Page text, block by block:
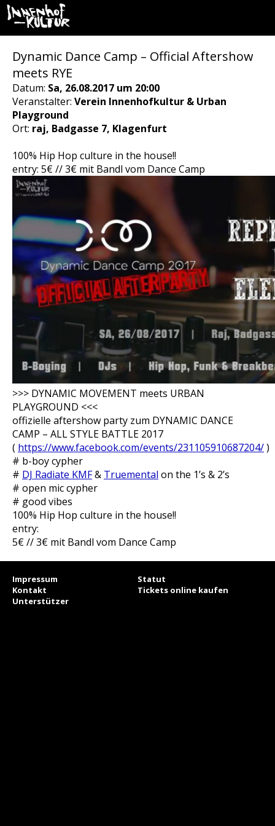
Dynamic Dance Camp – Official Aftershow
meets RYE
Datum: Sa, 26.08.2017 um 20:00
Veranstalter: Verein Innenhofkultur & Urban
Playground
Ort: raj, Badgasse 7, Klagenfurt
100% Hip Hop culture in the house!!
entry: 5€ // 3€ mit Bandl vom Dance Camp
>>> DYNAMIC MOVEMENT meets URBAN
PLAYGROUND <<<
offizielle aftershow party zum DYNAMIC DANCE
CAMP – ALL STYLE BATTLE 2017
( https://www.facebook.com/events/231105910687204/)
# b-boy cypher
# DJ Radiate KMF& Truemental on the 1’s & 2’s
# open mic cypher
# good vibes
100% Hip Hop culture in the house!!
entry:
5€ // 3€ mit Bandl vom Dance Camp
Impressum
Statut
Kontakt
Tickets online kaufen
Unterstützer